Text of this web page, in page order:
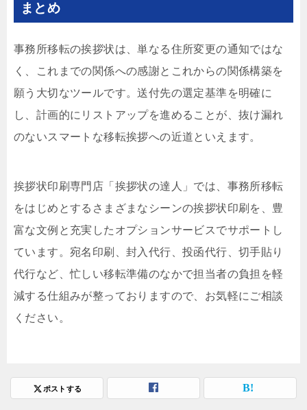
まとめ
事務所移転の挨拶状は、単なる住所変更の通知ではな
く、これまでの関係への感謝とこれからの関係構築を
願う大切なツールです。送付先の選定基準を明確に
し、計画的にリストアップを進めることが、抜け漏れ
のないスマートな移転挨拶への近道といえます。
挨拶状印刷専門店「挨拶状の達人」では、事務所移転
をはじめとするさまざまなシーンの挨拶状印刷を、豊
富な文例と充実したオプションサービスでサポートし
ています。宛名印刷、封入代行、投函代行、切手貼り
代行など、忙しい移転準備のなかで担当者の負担を軽
減する仕組みが整っておりますので、お気軽にご相談
ください。
ポストする